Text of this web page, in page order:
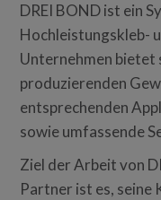
DREI BOND ist ein
Hochleistungskleb-
Unternehmen bietet
produzierenden
entsprechenden
sowie umfassende
Ziel der Arbeit von
Partner ist es, seine